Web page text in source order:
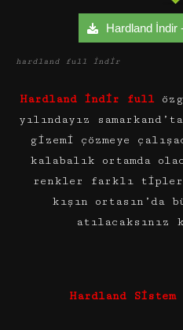
Hardland İndir
hardland full indir
Hardland indir full
yılındayız
gizemi çözmeye
kalabalık ortamda
renkler farklı
kışın ortasın’da
atılacaksınız
Hardland